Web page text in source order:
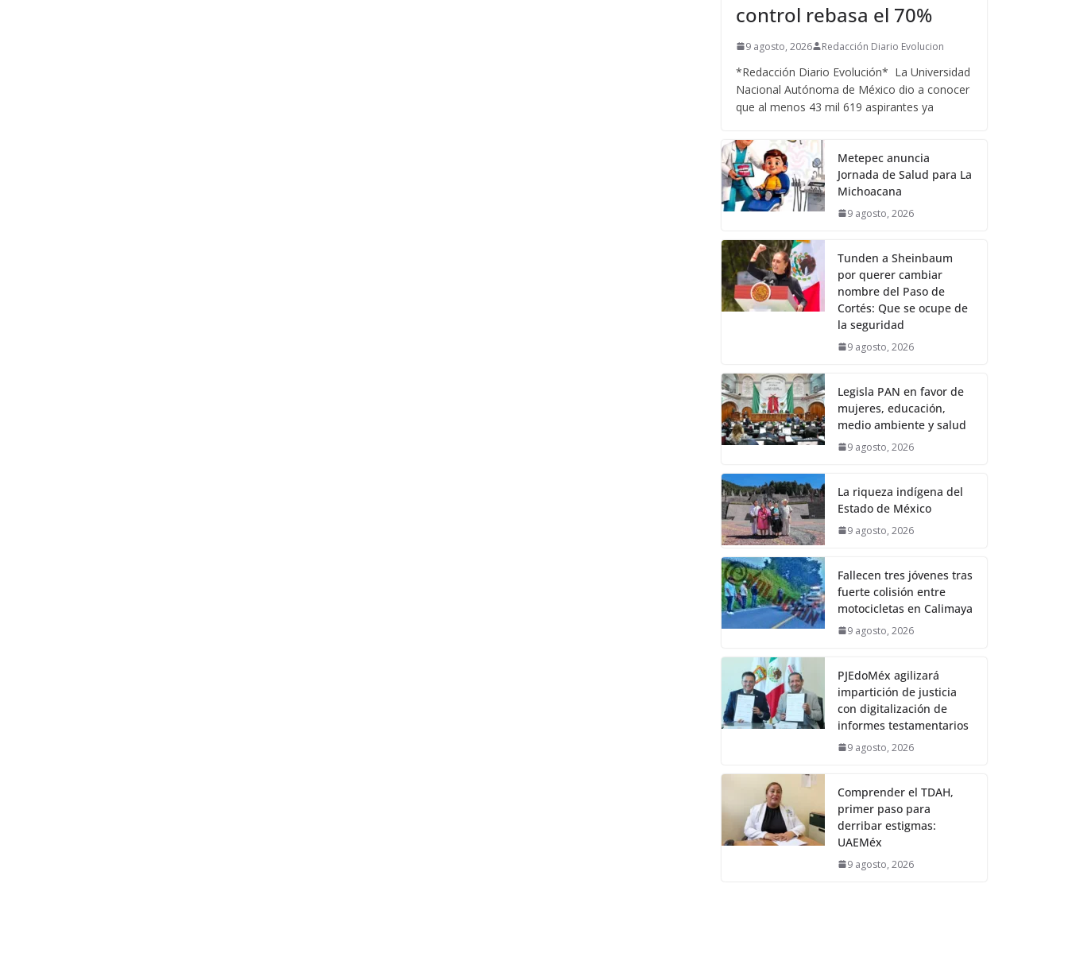
control rebasa el 70%
9 agosto, 2026 Redacción Diario Evolucion
*Redacción Diario Evolución* La Universidad
Nacional Autónoma de México dio a conocer
que al menos 43 mil 619 aspirantes ya
Metepec anuncia
Jornada de Salud para La
Michoacana
9 agosto, 2026
Tunden a Sheinbaum
por querer cambiar
nombre del Paso de
Cortés: Que se ocupe de
la seguridad
9 agosto, 2026
Legisla PAN en favor de
mujeres, educación,
medio ambiente y salud
9 agosto, 2026
La riqueza indígena del
Estado de México
9 agosto, 2026
Fallecen tres jóvenes tras
fuerte colisión entre
motocicletas en Calimaya
9 agosto, 2026
PJEdoMéx agilizará
impartición de justicia
con digitalización de
informes testamentarios
9 agosto, 2026
Comprender el TDAH,
primer paso para
derribar estigmas:
UAEMéx
9 agosto, 2026